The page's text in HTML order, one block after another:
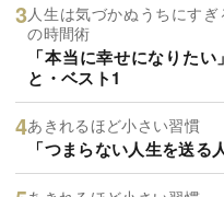
人生は気づかぬうちにす
の時間術
「本当に幸せになりた
と・ベスト1
あきれるほど小さい習慣
「つまらない人生を送